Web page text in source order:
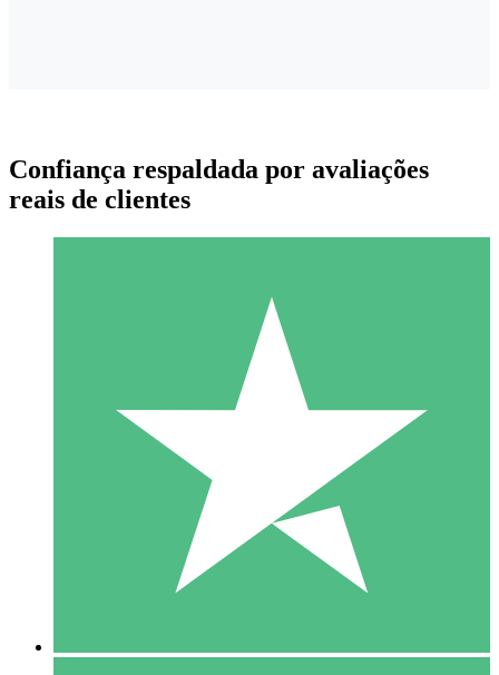
Pacotes de Créditos Individuais
Pague conforme o uso com créditos de download. Sem
1000
Confiança respaldada por avaliações
reais de clientes